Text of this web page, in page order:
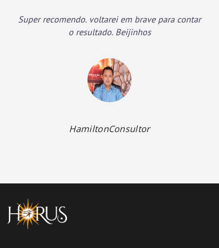
Super recomendo. voltarei em brave para contar
o resultado. Beijinhos
HamiltonConsultor